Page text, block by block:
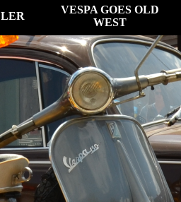
VESPA GOES OLD
WEST